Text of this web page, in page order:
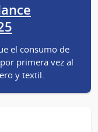
el consumo de
primera vez al
y textil.